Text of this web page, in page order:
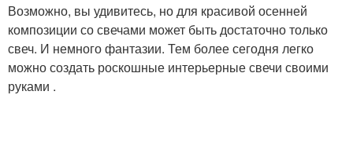
Возможно, вы удивитесь, но для красивой осенней
композиции со свечами может быть достаточно только
свеч. И немного фантазии. Тем более сегодня легко
можно создать роскошные интерьерные свечи своими
руками .